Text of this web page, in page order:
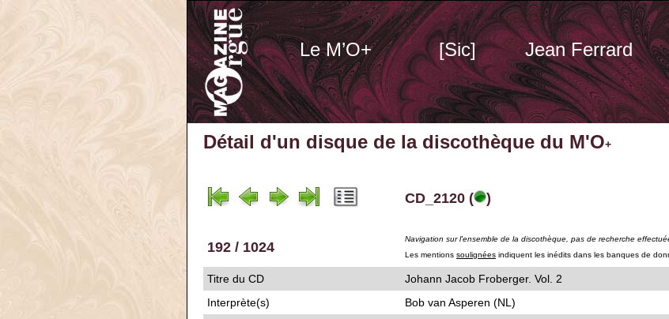
Le M’O+ [Sic] Jean Ferrard
Détail d'un disque de la discothèque du M'O+
CD_2120 ( )
192 / 1024
Navigation sur l'ensemble de la discothèque, pas de recherche
Les mentions soulignées indiquent les inédits dans les banques de
Titre du CD
Johann Jacob Froberger. Vol. 2
Interprète(s)
Bob van Asperen (NL)